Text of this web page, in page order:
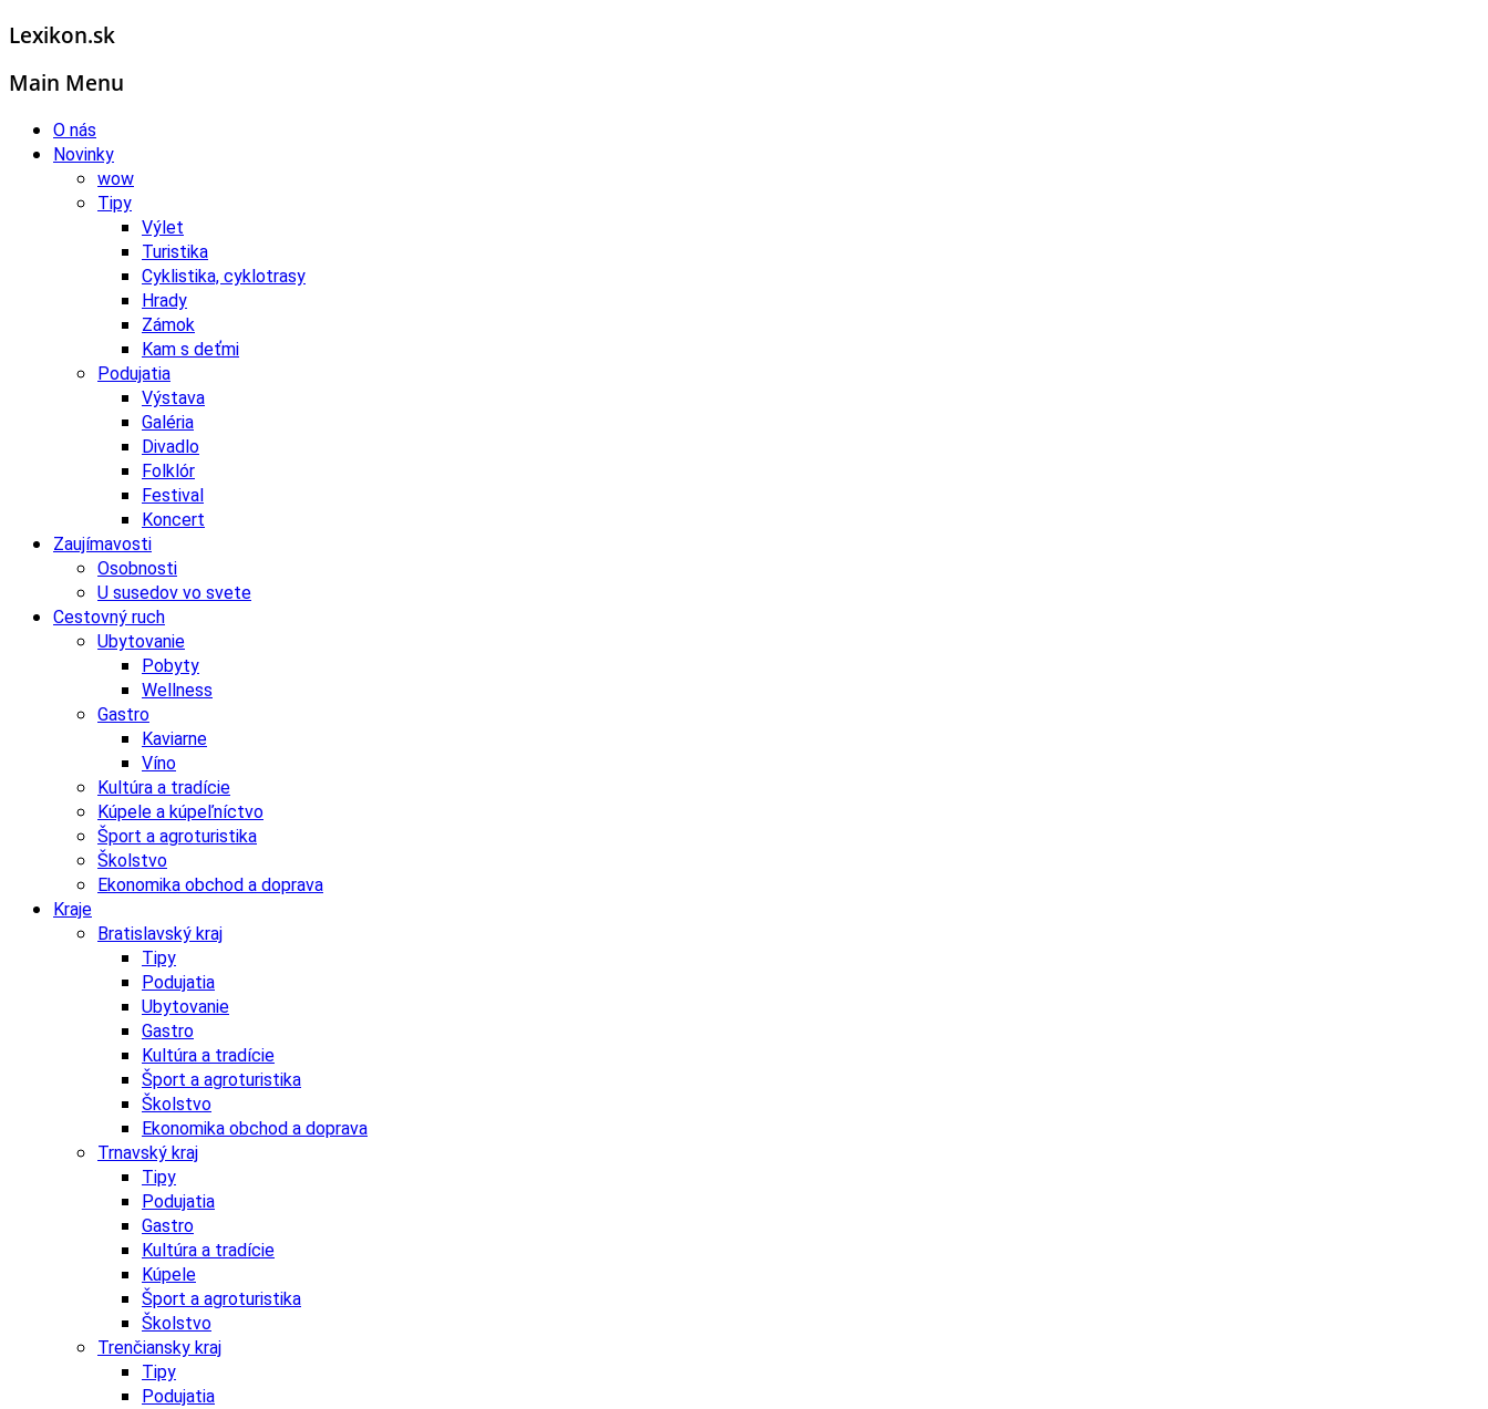
Lexikon.sk
Main Menu
O nás
Novinky
wow
Tipy
Výlet
Turistika
Cyklistika, cyklotrasy
Hrady
Zámok
Kam s deťmi
Podujatia
Výstava
Galéria
Divadlo
Folklór
Festival
Koncert
Zaujímavosti
Osobnosti
U susedov vo svete
Cestovný ruch
Ubytovanie
Pobyty
Wellness
Gastro
Kaviarne
Víno
Kultúra a tradície
Kúpele a kúpeľníctvo
Šport a agroturistika
Školstvo
Ekonomika obchod a doprava
Kraje
Bratislavský kraj
Tipy
Podujatia
Ubytovanie
Gastro
Kultúra a tradície
Šport a agroturistika
Školstvo
Ekonomika obchod a doprava
Trnavský kraj
Tipy
Podujatia
Gastro
Kultúra a tradície
Kúpele
Šport a agroturistika
Školstvo
Trenčiansky kraj
Tipy
Podujatia